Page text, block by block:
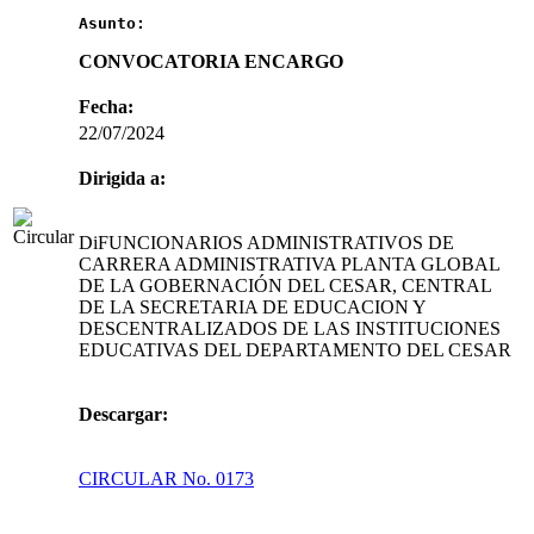
Asunto:
CONVOCATORIA ENCARGO
Fecha:
22/07/2024
Dirigida a:
DiFUNCIONARIOS ADMINISTRATIVOS DE
CARRERA ADMINISTRATIVA PLANTA GLOBAL
DE LA GOBERNACIÓN DEL CESAR, CENTRAL
DE LA SECRETARIA DE EDUCACION Y
DESCENTRALIZADOS DE LAS INSTITUCIONES
EDUCATIVAS DEL DEPARTAMENTO DEL CESAR
Descargar:
CIRCULAR No. 0173